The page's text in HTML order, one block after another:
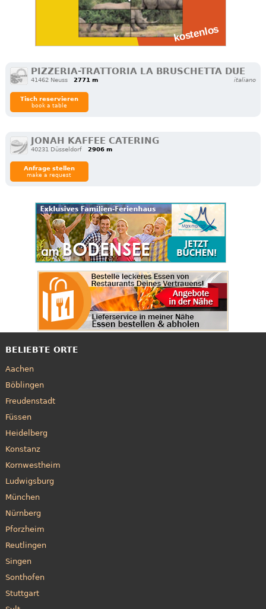
PIZZERIA-TRATTORIA LA BRUSCHETTA DUE
41462 Neuss 2771 m italiano
Tisch reservieren
book a table
JONAH KAFFEE CATERING
40231 Düsseldorf 2906 m
Anfrage stellen
make a request
BELIEBTE ORTE
Aachen
Böblingen
Freudenstadt
Füssen
Heidelberg
Konstanz
Kornwestheim
Ludwigsburg
München
Nürnberg
Pforzheim
Reutlingen
Singen
Sonthofen
Stuttgart